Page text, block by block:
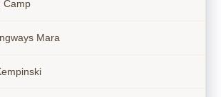
Camp
Mara